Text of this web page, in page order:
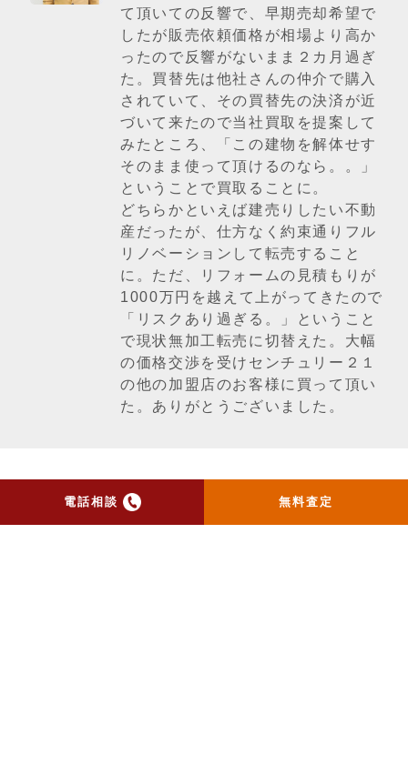
電話相談 無料査定
て頂いての反響で、早期売却希望で
したが販売依頼価格が相場より高か
ったので反響がないまま２カ月過ぎ
た。買替先は他社さんの仲介で購入
されていて、その買替先の決済が近
づいて来たので当社買取を提案して
みたところ、「この建物を解体せす
そのまま使って頂けるのなら。。」
ということで買取ることに。
どちらかといえば建売りしたい不動
産だったが、仕方なく約束通りフル
リノベーションして転売すること
に。ただ、リフォームの見積もりが
1000万円を越えて上がってきたので
「リスクあり過ぎる。」ということ
で現状無加工転売に切替えた。大幅
の価格交渉を受けセンチュリー２１
の他の加盟店のお客様に買って頂い
た。ありがとうございました。